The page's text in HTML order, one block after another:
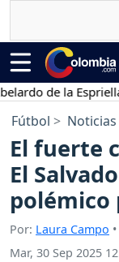
de la Espriella
Fútbol Noticias
El fuerte
El
polémico
Por: Laura Campo
Mar, 30 Sep 2025